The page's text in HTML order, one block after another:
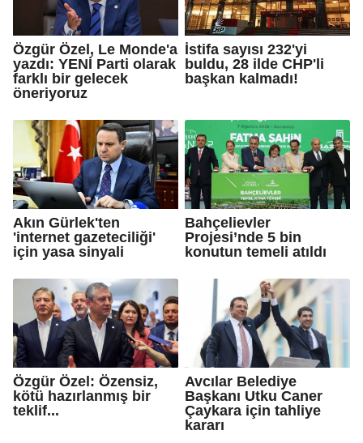
Özgür Özel, Le Monde'a
yazdı: YENİ Parti olarak
farklı bir gelecek
öneriyoruz
İstifa sayısı 232'yi
buldu, 28 ilde CHP'li
başkan kalmadı!
Akın Gürlek'ten
'internet gazeteciliği'
için yasa sinyali
Bahçelievler
Projesi’nde 5 bin
konutun temeli atıldı
Özgür Özel: Özensiz,
kötü hazırlanmış bir
teklif...
Avcılar Belediye
Başkanı Utku Caner
Çaykara için tahliye
kararı